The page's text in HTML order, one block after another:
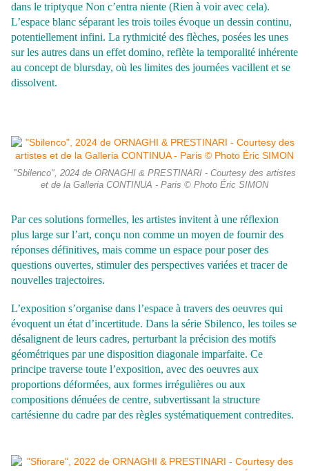
dans le triptyque Non c’entra niente (Rien à voir avec cela).
L’espace blanc séparant les trois toiles évoque un dessin continu,
potentiellement infini. La rythmicité des flèches, posées les unes
sur les autres dans un effet domino, reflète la temporalité inhérente
au concept de blursday, où les limites des journées vacillent et se
dissolvent.
"Sbilenco", 2024 de ORNAGHI & PRESTINARI - Courtesy des artistes
et de la Galleria CONTINUA - Paris © Photo Éric SIMON
Par ces solutions formelles, les artistes invitent à une réflexion
plus large sur l’art, conçu non comme un moyen de fournir des
réponses définitives, mais comme un espace pour poser des
questions ouvertes, stimuler des perspectives variées et tracer de
nouvelles trajectoires.
L’exposition s’organise dans l’espace à travers des oeuvres qui
évoquent un état d’incertitude. Dans la série Sbilenco, les toiles se
désalignent de leurs cadres, perturbant la précision des motifs
géométriques par une disposition diagonale imparfaite. Ce
principe traverse toute l’exposition, avec des oeuvres aux
proportions déformées, aux formes irrégulières ou aux
compositions dénuées de centre, subvertissant la structure
cartésienne du cadre par des règles systématiquement contredites.